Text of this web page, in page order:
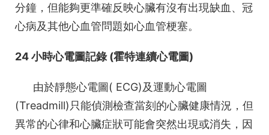
分鐘，但能夠更準確反映心臟有沒有出現缺血、冠
心病及其他心血管問題如心血管梗塞。
24小時心電圖記錄 (霍特連續心電圖)
由於靜態心電圖( ECG)及運動心電圖
(Treadmill)只能偵測檢查當刻的心臟健康情況，但
異常的心律和心臟症狀可能會突然出現或消失，因